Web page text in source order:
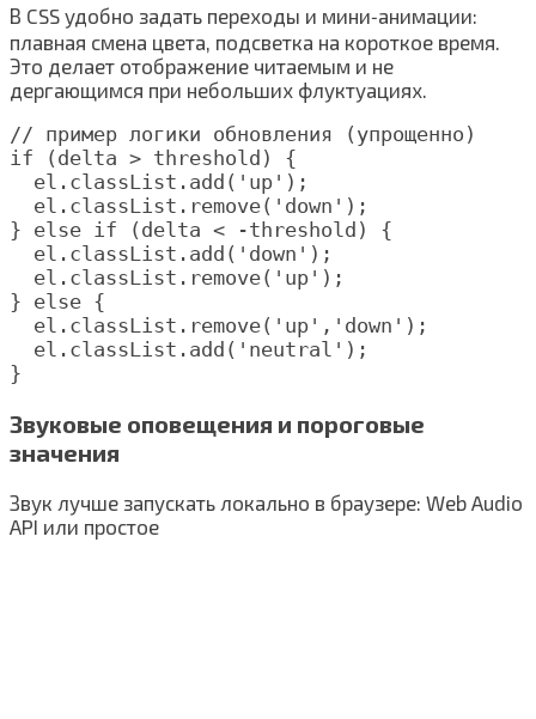
В CSS удобно задать переходы и мини‑анимации:
плавная смена цвета, подсветка на короткое время.
Это делает отображение читаемым и не
дергающимся при небольших флуктуациях.
// пример логики обновления (упрощенно)
if (delta > threshold) {
  el.classList.add('up');
  el.classList.remove('down');
} else if (delta < -threshold) {
  el.classList.add('down');
  el.classList.remove('up');
} else {
  el.classList.remove('up','down');
  el.classList.add('neutral');
Звуковые оповещения и пороговые
значения
Звук лучше запускать локально в браузере: Web Audio
API или простое